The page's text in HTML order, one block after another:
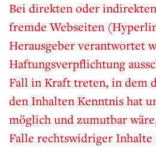
Bei direkten oder
fremde Webseiten
Herausgeber verantwortet
Haftungsverpflichtung
Fall in Kraft treten, in dem
den Inhalten Kenntnis hat
möglich und zumutbar
Falle rechtswidriger